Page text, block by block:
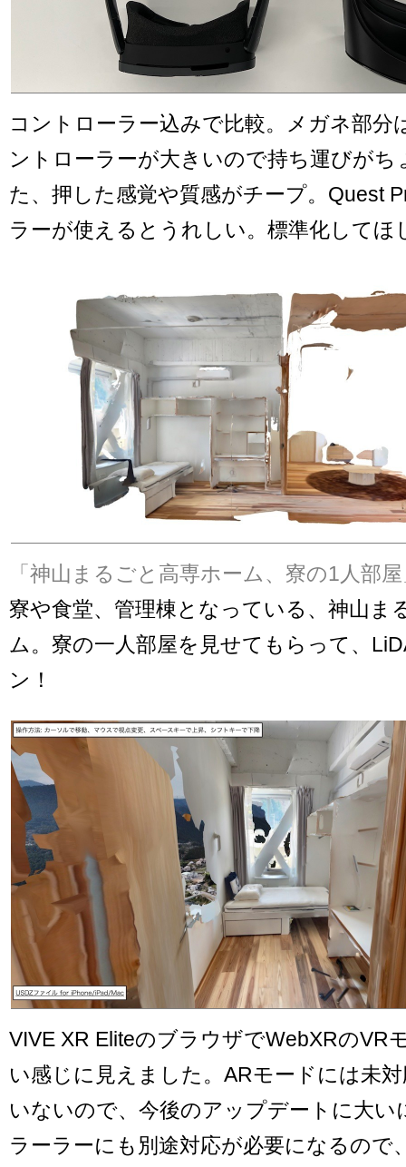
コントローラー込みで比較。メガネ部分
ントローラーが大きいので持ち運びがち
た、押した感覚や質感がチープ。Quest
ラーが使えるとうれしい。標準化してほ
「神山まるごと高専ホーム、寮の1人部
寮や食堂、管理棟となっている、神山ま
ム。寮の一人部屋を見せてもらって、
ン！
VIVE XR EliteのブラウザでWebXRのVR
い感じに見えました。ARモードには未
いないので、今後のアップデートに大い
ラーラーにも別途対応が必要になるので